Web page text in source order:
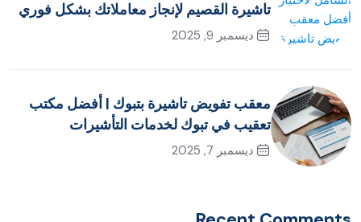
تاشيرة القصيم لإنجاز معاملاتك بشكل فوري
ديسمبر 9, 2025
معقب تفويض تاشيرة بتبوك | أفضل مكتب
تعقيب في تبوك لخدمات التأشيرات
ديسمبر 7, 2025